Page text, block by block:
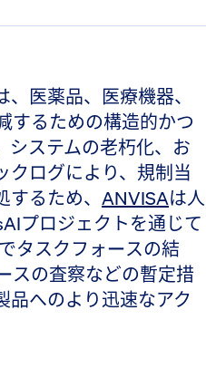
医薬品、医療機器、
するための構造的かつ
システムの老朽化、お
クログにより、規制当
るため、 ANVISAは人
プロジェクトを通じて
タスクフォースの結
スの査察などの暫定措
品へのより迅速なアク